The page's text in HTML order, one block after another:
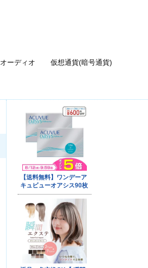
オーディオ 仮想通貨(暗号通貨)